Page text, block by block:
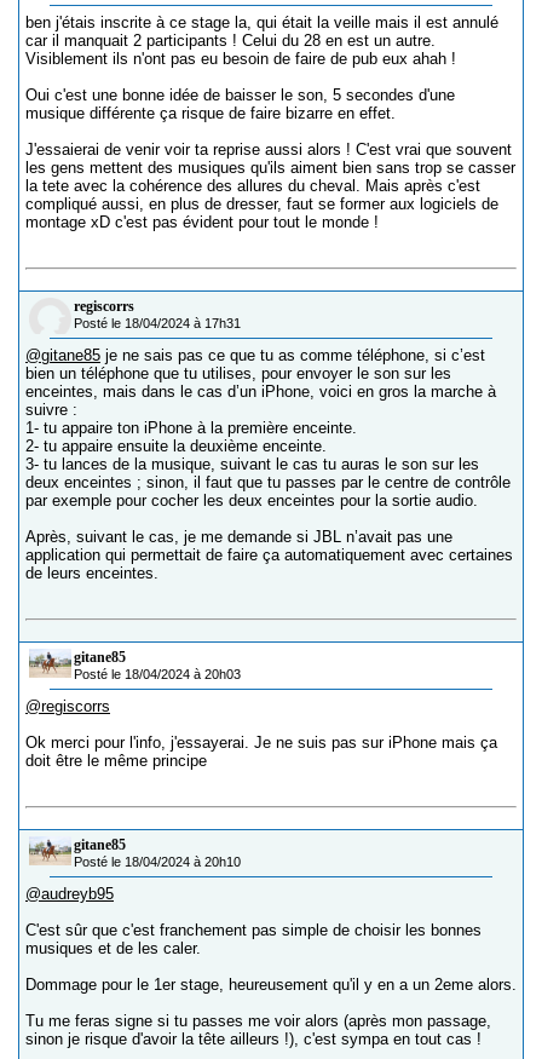
ben j'étais inscrite à ce stage la, qui était la veille mais il est annulé
car il manquait 2 participants ! Celui du 28 en est un autre.
Visiblement ils n'ont pas eu besoin de faire de pub eux ahah !
Oui c'est une bonne idée de baisser le son, 5 secondes d'une
musique différente ça risque de faire bizarre en effet.
J'essaierai de venir voir ta reprise aussi alors ! C'est vrai que souvent
les gens mettent des musiques qu'ils aiment bien sans trop se casser
la tete avec la cohérence des allures du cheval. Mais après c'est
compliqué aussi, en plus de dresser, faut se former aux logiciels de
montage xD c'est pas évident pour tout le monde !
regiscorrs
Posté le 18/04/2024 à 17h31
@gitane85 je ne sais pas ce que tu as comme téléphone, si c’est
bien un téléphone que tu utilises, pour envoyer le son sur les
enceintes, mais dans le cas d’un iPhone, voici en gros la marche à
suivre :
1- tu appaire ton iPhone à la première enceinte.
2- tu appaire ensuite la deuxième enceinte.
3- tu lances de la musique, suivant le cas tu auras le son sur les
deux enceintes ; sinon, il faut que tu passes par le centre de contrôle
par exemple pour cocher les deux enceintes pour la sortie audio.
Après, suivant le cas, je me demande si JBL n’avait pas une
application qui permettait de faire ça automatiquement avec certaines
de leurs enceintes.
gitane85
Posté le 18/04/2024 à 20h03
@regiscorrs
Ok merci pour l'info, j'essayerai. Je ne suis pas sur iPhone mais ça
doit être le même principe
gitane85
Posté le 18/04/2024 à 20h10
@audreyb95
C'est sûr que c'est franchement pas simple de choisir les bonnes
musiques et de les caler.
Dommage pour le 1er stage, heureusement qu'il y en a un 2eme alors.
Tu me feras signe si tu passes me voir alors (après mon passage,
sinon je risque d'avoir la tête ailleurs !), c'est sympa en tout cas !